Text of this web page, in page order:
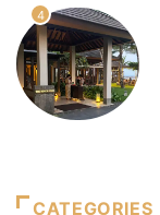
4
CATEGORIES